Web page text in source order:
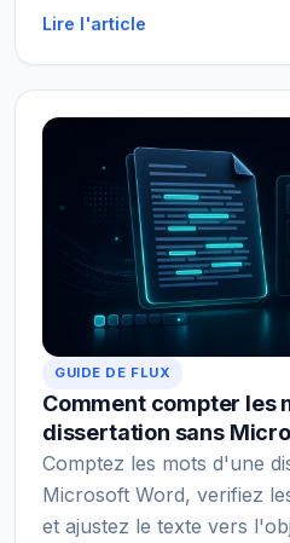
Lire l'article
GUIDE DE FLUX
Comment compter les
dissertation sans
Comptez les mots d'une
Microsoft Word, verifiez
et ajustez le texte vers